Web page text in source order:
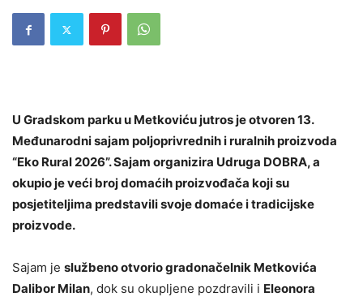
U Gradskom parku u Metkoviću jutros je otvoren 13.
Međunarodni sajam poljoprivrednih i ruralnih proizvoda
“Eko Rural 2026”. Sajam organizira Udruga DOBRA, a
okupio je veći broj domaćih proizvođača koji su
posjetiteljima predstavili svoje domaće i tradicijske
proizvode.
Sajam je službeno otvorio gradonačelnik Metkovića
Dalibor Milan, dok su okupljene pozdravili i Eleonora